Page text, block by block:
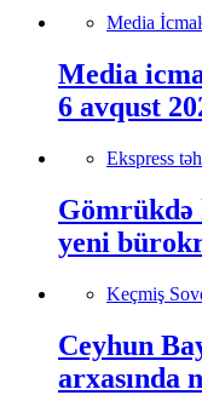
Media
Media
6 avqust
Ekspress
Gömrükdə
yeni
Keçmiş
Ceyhun
arxasında